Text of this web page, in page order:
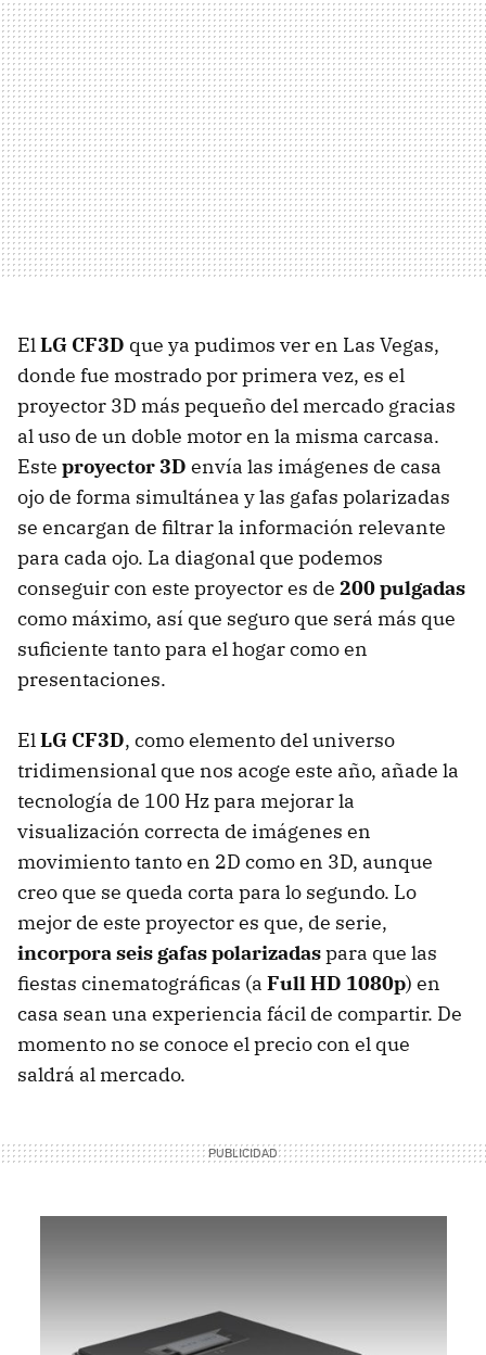
ElLG CF3D que ya pudimos ver en Las Vegas,
donde fue mostrado por primera vez, es el
proyector 3D más pequeño del mercado gracias
al uso de un doble motor en la misma carcasa.
Este proyector 3D envía las imágenes de casa
ojo de forma simultánea y las gafas polarizadas
se encargan de filtrar la información relevante
para cada ojo. La diagonal que podemos
conseguir con este proyector es de 200 pulgadas
como máximo, así que seguro que será más que
suficiente tanto para el hogar como en
presentaciones.
ElLG CF3D, como elemento del universo
tridimensional que nos acoge este año, añade la
tecnología de 100 Hz para mejorar la
visualización correcta de imágenes en
movimiento tanto en 2D como en 3D, aunque
creo que se queda corta para lo segundo. Lo
mejor de este proyector es que, de serie,
incorpora seis gafas polarizadaspara que las
fiestas cinematográficas (a Full HD 1080p) en
casa sean una experiencia fácil de compartir. De
momento no se conoce el precio con el que
saldrá al mercado.